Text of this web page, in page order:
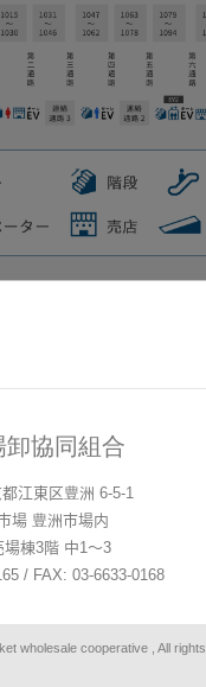
卸協同組合
江東区豊洲 6-5-1
場 豊洲市場内
棟3階 中1～3
/ FAX: 03-6633-0168
wholesale cooperative , All rights